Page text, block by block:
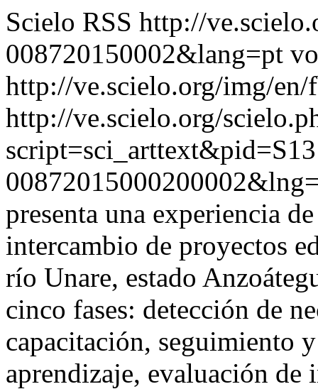
Scielo RSS http://
008720150002&lang=pt
http://ve.scielo.org/img/
http://ve.scielo.org/
presenta una experiencia
intercambio de proyectos
río Unare, estado
cinco fases: detección de
capacitación, seguimiento
aprendizaje, evaluación